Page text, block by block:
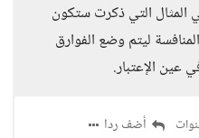
التي ذكرت ستكون
ليتم وضع الفوارق
عين الإعتبار.
أضف ردا